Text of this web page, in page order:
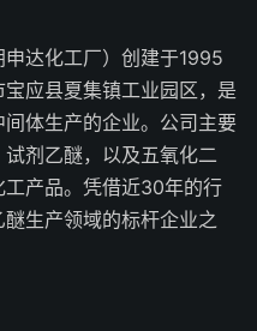
达化工厂）创建于1995
应县夏集镇工业园区，是
体生产的企业。公司主要
剂乙醚，以及五氧化二
产品。凭借近30年的行
生产领域的标杆企业之